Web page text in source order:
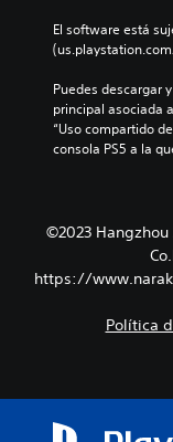
El software está
Puedes descargar
principal asociada
“Uso compartido
consola PS5 a la
©2023
https://
Política